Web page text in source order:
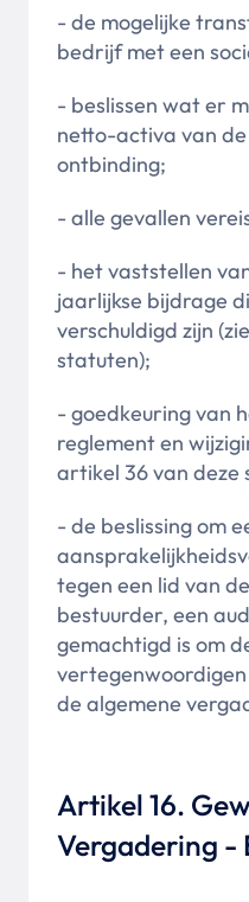
- de mogelijke
bedrijf met een
- beslissen wat er
netto-activa van de
ontbinding;
- alle gevallen
- het vaststellen
jaarlijkse bijdrage
verschuldigd zijn
statuten);
- goedkeuring van
reglement en
artikel 36 van deze
- de beslissing om
tegen een lid van
bestuurder, een
gemachtigd is om
de algemene
Artikel 16.
Vergadering -